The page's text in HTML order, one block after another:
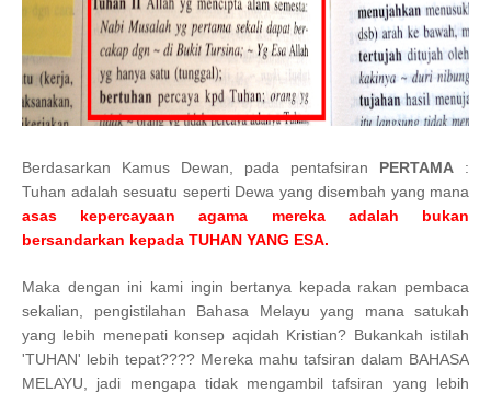
Berdasarkan Kamus Dewan, pada pentafsiran PERTAMA :
Tuhan adalah sesuatu seperti Dewa yang disembah yang mana
asas kepercayaan agama mereka adalah bukan
bersandarkan kepada TUHAN YANG ESA.
Maka dengan ini kami ingin bertanya kepada rakan pembaca
sekalian, pengistilahan Bahasa Melayu yang mana satukah
yang lebih menepati konsep aqidah Kristian? Bukankah istilah
'TUHAN' lebih tepat???? Mereka mahu tafsiran dalam BAHASA
MELAYU, jadi mengapa tidak mengambil tafsiran yang lebih